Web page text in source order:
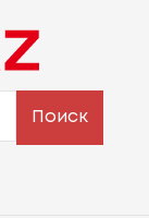
Поиск